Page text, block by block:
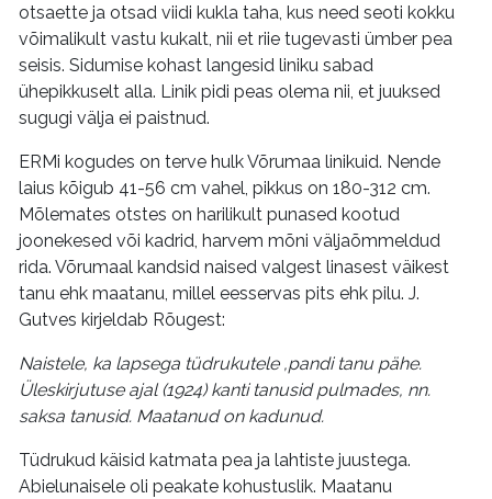
otsaette ja otsad viidi kukla taha, kus need seoti kokku
võimalikult vastu kukalt, nii et riie tugevasti ümber pea
seisis. Sidumise kohast langesid liniku sabad
ühepikkuselt alla. Linik pidi peas olema nii, et juuksed
sugugi välja ei paistnud.
ERMi kogudes on terve hulk Võrumaa linikuid. Nende
laius kõigub 41-56 cm vahel, pikkus on 180-312 cm.
Mõlemates otstes on harilikult punased kootud
joonekesed või kadrid, harvem mõni väljaõmmeldud
rida. Võrumaal kandsid naised valgest linasest väikest
tanu ehk maatanu, millel eesservas pits ehk pilu. J.
Gutves kirjeldab Rõugest:
Naistele, ka lapsega tüdrukutele ,pandi tanu pähe.
Üleskirjutuse ajal (1924) kanti tanusid pulmades, nn.
saksa tanusid. Maatanud on kadunud.
Tüdrukud käisid katmata pea ja lahtiste juustega.
Abielunaisele oli peakate kohustuslik. Maatanu